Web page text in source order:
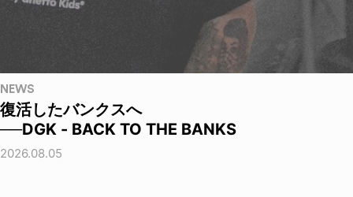
NEWS
復活したバンクスへ
──DGK - BACK TO THE BANKS
2026.08.05